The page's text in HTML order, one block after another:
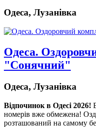
Одеса, Лузанівка
Одеса.
"Сонячний"
Одеса, Лузанівка
Відпочинок в Одесі 2026!
номерів вже обмежена!
розташований на самому